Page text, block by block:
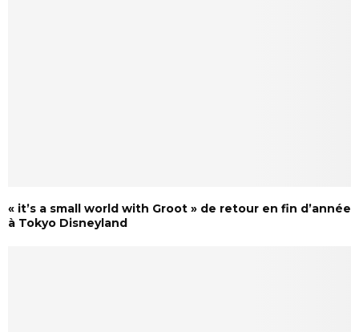
« it’s a small world with Groot » de retour en fin d’année
à Tokyo Disneyland